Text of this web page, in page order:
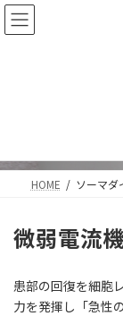
コ
ン
プ
ナ
ビ
動
HOME ソーマダ
微弱電流
患部の回復を細胞
力を発揮し「急性